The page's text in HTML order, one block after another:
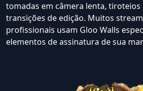
tomadas em câmera lenta, tiroteios
transições de edição. Muitos
profissionais usam Gloo Walls
elementos de assinatura de sua